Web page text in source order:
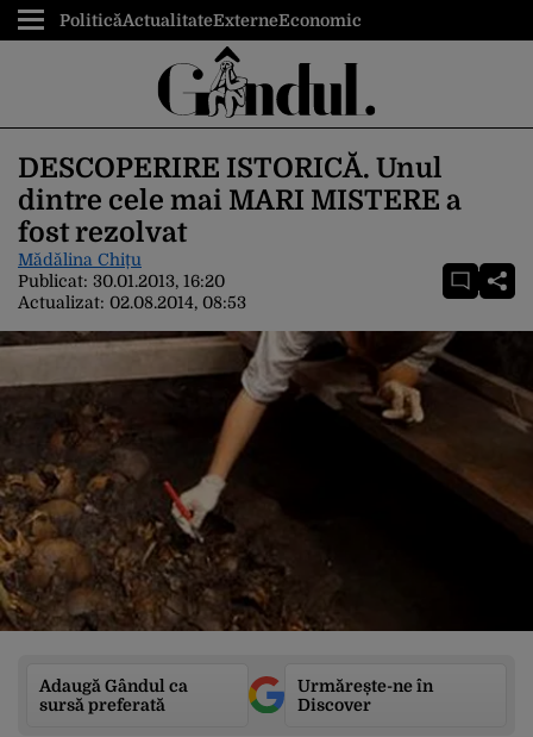
PoliticăActualitateExterneEconomic
DESCOPERIRE ISTORICĂ. Unul
dintre cele mai MARI MISTERE a
fost rezolvat
Mădălina Chițu
Publicat: 30.01.2013, 16:20
Actualizat: 02.08.2014, 08:53
Adaugă Gândul ca
sursă preferată
Urmărește-ne în
Discover